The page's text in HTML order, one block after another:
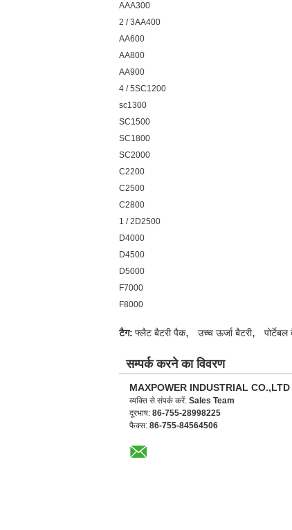
AAA300
2 / 3AA400
AA600
AA800
AA900
4 / 5SC1200
sc1300
SC1500
SC1800
SC2000
C2200
C2500
C2800
1 / 2D2500
D4000
D4500
D5000
F7000
F8000
टैग: फ्लैट बैटरी पैक, उच्च ऊर्जा बैटरी,
सम्पर्क करने का विवरण
MAXPOWER INDUSTRIAL CO.,LTD
व्यक्ति से संपर्क करें: Sales Team
दूरभाष: 86-755-28998225
फैक्स: 86-755-84564506